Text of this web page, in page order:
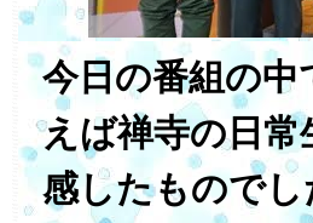
今日の番組の中
えば禅寺の日
感したもので